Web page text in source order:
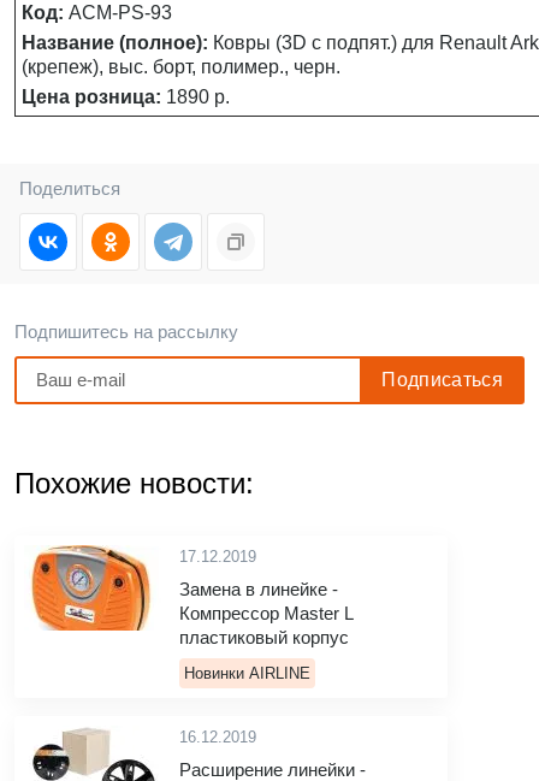
Код: ACM-PS-93
Название (полное): Ковры (3D с подпят.) для Renault
(крепеж), выс. борт, полимер., черн.
Цена розница: 1890 р.
Поделиться
Подпишитесь на рассылку
Похожие новости:
17.12.2019
Замена в линейке -
Компрессор Master L
пластиковый корпус
Новинки AIRLINE
16.12.2019
Расширение линейки -